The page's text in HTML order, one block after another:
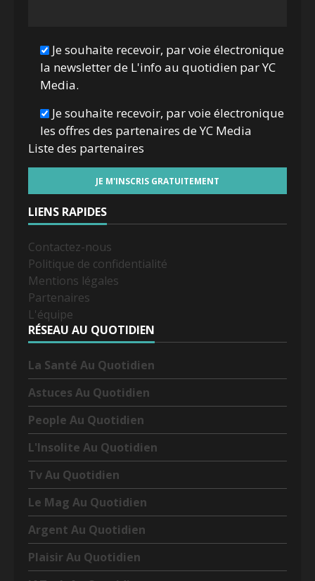
Je souhaite recevoir, par voie électronique
la newsletter de L'info au quotidien par YC
Media.
Je souhaite recevoir, par voie électronique
les offres des partenaires de YC Media
Liste des partenaires
LIENS RAPIDES
Contactez-nous
Politique de confidentialité
Mentions légales
Partenaires
L'équipe
RÉSEAU AU QUOTIDIEN
La Santé Au Quotidien
Astuces Au Quotidien
People Au Quotidien
L'Insolite Au Quotidien
Tv Au Quotidien
Le Mag Au Quotidien
Argent Au Quotidien
Plaisir Au Quotidien